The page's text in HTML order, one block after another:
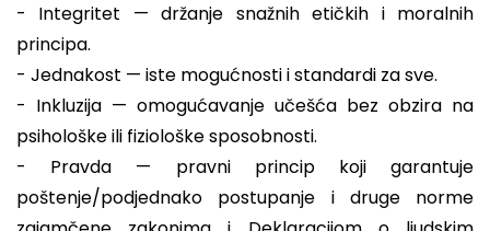
- Integritet — držanje snažnih etičkih i moralnih
principa.
- Jednakost — iste mogućnosti i standardi za sve.
- Inkluzija — omogućavanje učešća bez obzira na
psihološke ili fiziološke sposobnosti.
- Pravda — pravni princip koji garantuje
poštenje/podjednako postupanje i druge norme